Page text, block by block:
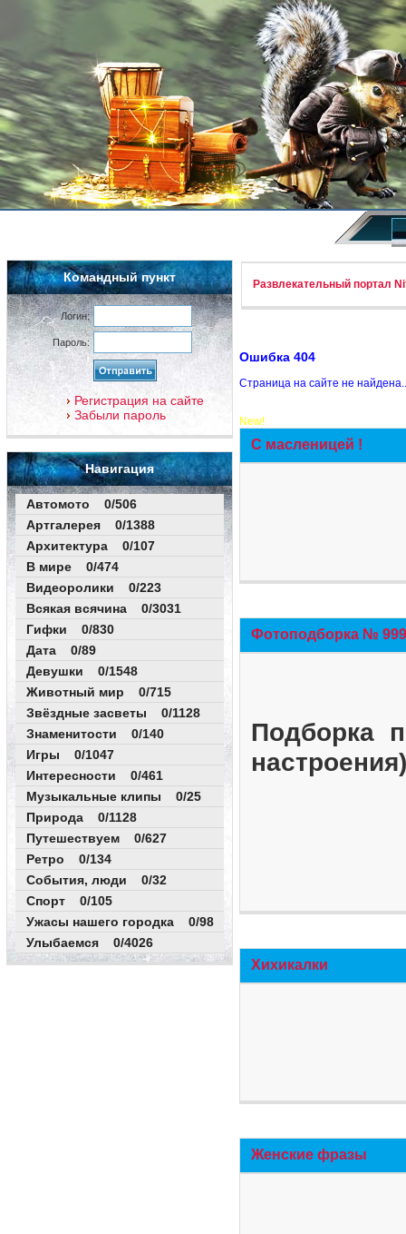
Командный пункт
Логин:
Пароль:
Регистрация на сайте
Забыли пароль
Навигация
Автомото 0/506
Артгалерея 0/1388
Архитектура 0/107
В мире 0/474
Видеоролики 0/223
Всякая всячина 0/3031
Гифки 0/830
Дата 0/89
Девушки 0/1548
Животный мир 0/715
Звёздные засветы 0/1128
Знаменитости 0/140
Игры 0/1047
Интересности 0/461
Музыкальные клипы 0/25
Природа 0/1128
Путешествуем 0/627
Ретро 0/134
События, люди 0/32
Спорт 0/105
Ужасы нашего городка 0/98
Улыбаемся 0/4026
Развлекательный портал
Ошибка 404
Страница на сайте не
New!
С масленицей !
Фотоподборка №
Подборка
Хихикалки
Женские фразы